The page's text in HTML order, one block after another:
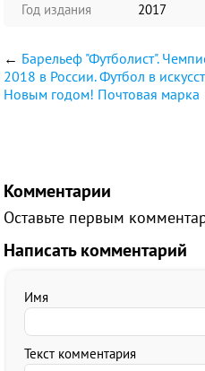
Год издания 2017
← Барельеф "Футболист".
2018 в России. Футбол в
Новым годом! Почтовая марка
Комментарии
Оставьте первым
Написать комментарий
Имя
Текст комментария